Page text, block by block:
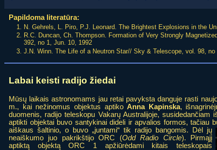
Papildoma literatūra:
N. Gehrels, L. Piro, P.J. Leonard. The Brightest Explosions in the
R.C. Duncan, Ch. Thompson. Formation of Very Strongly
392, no 1, Jun. 10, 1992
J.N. Winn. The Life of a Neutron Star// Sky & Telescope, vol. 98, no
Labai keisti radijo žiedai
Mūsų laikais astronomams jau retai pavyksta danguje rasti
m., kai nežinomus objektus aptikoAnna Kapinska,
duomenis, radijo teleskopu Vakarų Australijoje,
aptikti objektai buvo santykinai dideli ir apvalios formos, tačiau
aiškaus šaltinio, o buvo „juntami“ tik radijo bangomis. Dėl jų
neaiškumo juo pakrikštijo ORC (Odd Radio Circle). Pirmąjį
aptiktą objektą ORC 1 apžiūrėdami kitais teleskopais